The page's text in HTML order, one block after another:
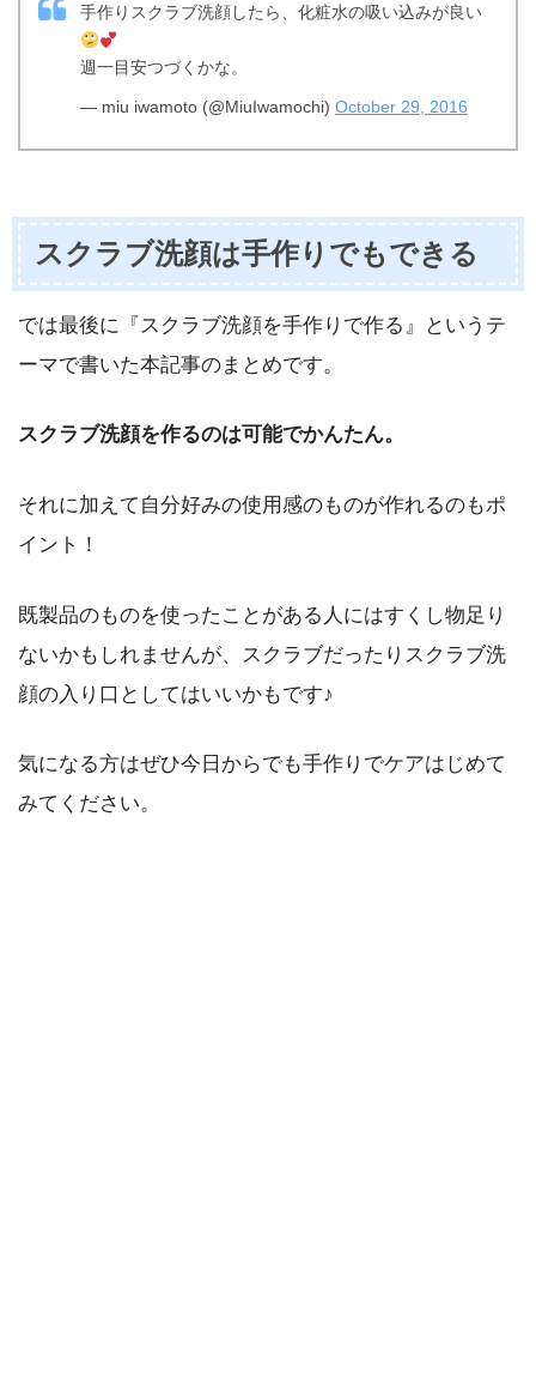
手作りスクラブ洗顔したら、化粧水の吸い込みが良い
週一目安つづくかな。
— miu iwamoto (@MiuIwamochi) October 29, 2016
スクラブ洗顔は手作りでもできる
では最後に『スクラブ洗顔を手作りで作る』というテ
ーマで書いた本記事のまとめです。
スクラブ洗顔を作るのは可能でかんたん。
それに加えて自分好みの使用感のものが作れるのもポ
イント！
既製品のものを使ったことがある人にはすくし物足り
ないかもしれませんが、スクラブだったりスクラブ洗
顔の入り口としてはいいかもです♪
気になる方はぜひ今日からでも手作りでケアはじめて
みてください。